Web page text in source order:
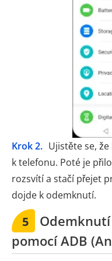
Krok 2. Ujistěte se,
k telefonu. Poté je
rozsvítí a stačí přejet
dojde k odemknutí.
5
pomocí ADB